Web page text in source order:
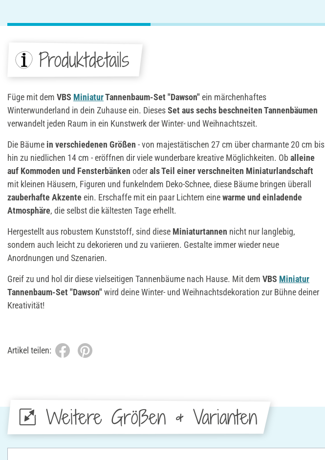
Produktdetails
Füge mit dem VBS MiniaturTannenbaum-Set "Dawson" ein märchenhaftes
Winterwunderland in dein Zuhause ein. DiesesSet aus sechs beschneiten Tannenbäumen
verwandelt jeden Raum in ein Kunstwerk der Winter- und Weihnachtszeit.
Die Bäume in verschiedenen Größen - von majestätischen 27 cm über charmante 20 cm bis
hin zu niedlichen 14 cm - eröffnen dir viele wunderbare kreative Möglichkeiten. Ob alleine
auf Kommoden und Fensterbänken oderals Teil einer verschneiten Miniaturlandschaft
mit kleinen Häusern, Figuren und funkelndem Deko-Schnee, diese Bäume bringen überall
zauberhafte Akzente ein. Erschaffe mit ein paar Lichtern einewarme und einladende
Atmosphäre, die selbst die kältesten Tage erhellt.
Hergestellt aus robustem Kunststoff, sind diese Miniaturtannen nicht nur langlebig,
sondern auch leicht zu dekorieren und zu variieren. Gestalte immer wieder neue
Anordnungen und Szenarien.
Greif zu und hol dir diese vielseitigen Tannenbäume nach Hause. Mit dem VBS Miniatur
Tannenbaum-Set "Dawson"wird deine Winter- und Weihnachtsdekoration zur Bühne deiner
Kreativität!
Artikel teilen:
Weitere Größen & Varianten